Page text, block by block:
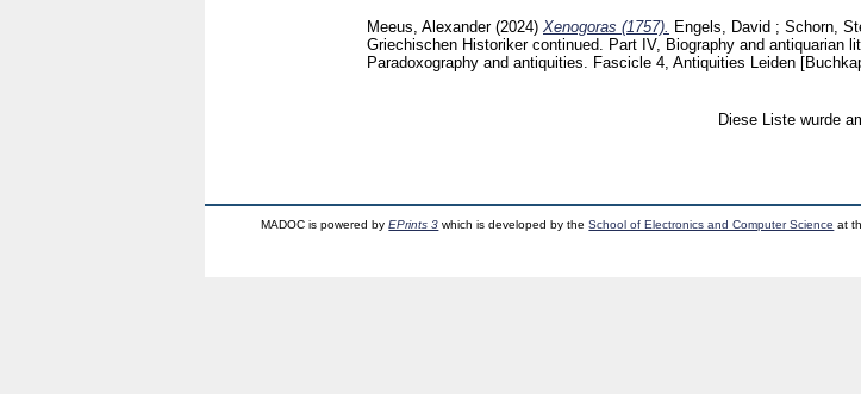
Meeus, Alexander (2024) Xenogoras (1757). Engels, David ; Schorn,
Griechischen Historiker continued. Part IV, Biography and antiquarian
Paradoxography and antiquities. Fascicle 4, Antiquities Leiden
Diese Liste wurde
MADOC is powered byEPrints 3 which is developed by theSchool of Electronics and Computer Science at